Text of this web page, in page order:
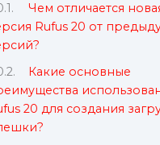
Чем отличается
Rufus 20 от
Какие основные
20 для создания